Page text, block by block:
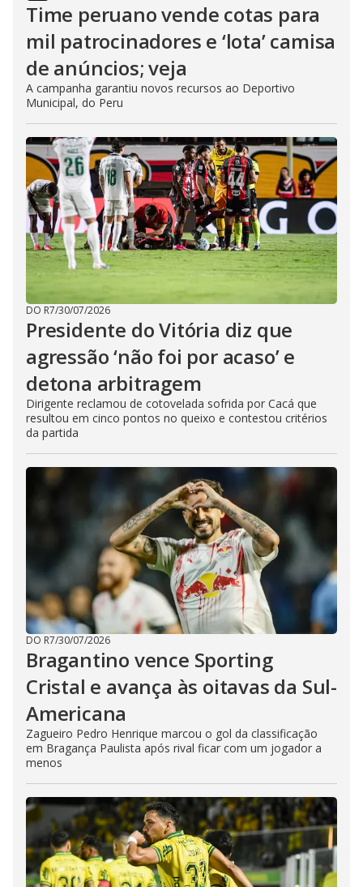
Time peruano vende cotas para
mil patrocinadores e ‘lota’ camisa
de anúncios; veja
A campanha garantiu novos recursos ao Deportivo
Municipal, do Peru
DO R7/30/07/2026
Presidente do Vitória diz que
agressão ‘não foi por acaso’ e
detona arbitragem
Dirigente reclamou de cotovelada sofrida por Cacá que
resultou em cinco pontos no queixo e contestou critérios
da partida
DO R7/30/07/2026
Bragantino vence Sporting
Cristal e avança às oitavas da Sul-
Americana
Zagueiro Pedro Henrique marcou o gol da classificação
em Bragança Paulista após rival ficar com um jogador a
menos